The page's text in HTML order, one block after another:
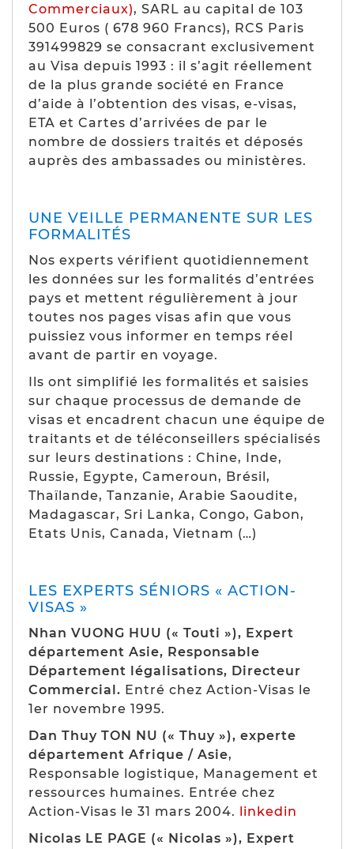
Commerciaux), SARL au capital de 103
500 Euros ( 678 960 Francs), RCS Paris
391499829 se consacrant exclusivement
au Visa depuis 1993 : il s’agit réellement
de la plus grande société en France
d’aide à l’obtention des visas, e-visas,
ETA et Cartes d’arrivées de par le
nombre de dossiers traités et déposés
auprès des ambassades ou ministères.
UNE VEILLE PERMANENTE SUR LES
FORMALITÉS
Nos experts vérifient quotidiennement
les données sur les formalités d’entrées
pays et mettent régulièrement à jour
toutes nos pages visas afin que vous
puissiez vous informer en temps réel
avant de partir en voyage.
Ils ont simplifié les formalités et saisies
sur chaque processus de demande de
visas et encadrent chacun une équipe de
traitants et de téléconseillers spécialisés
sur leurs destinations : Chine, Inde,
Russie, Egypte, Cameroun, Brésil,
Thaïlande, Tanzanie, Arabie Saoudite,
Madagascar, Sri Lanka, Congo, Gabon,
Etats Unis, Canada, Vietnam (…)
LES EXPERTS SÉNIORS « ACTION-
VISAS »
Nhan VUONG HUU (« Touti »), Expert
département Asie, Responsable
Département légalisations, Directeur
Commercial. Entré chez Action-Visas le
1er novembre 1995.
Dan Thuy TON NU (« Thuy »), experte
département Afrique / Asie,
Responsable logistique, Management et
ressources humaines. Entrée chez
Action-Visas le 31 mars 2004. linkedin
Nicolas LE PAGE (« Nicolas »), Expert